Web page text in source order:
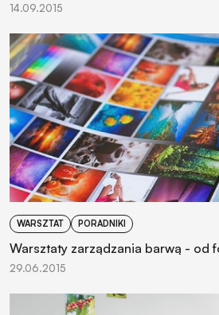
14.09.2015
WARSZTAT PORADNIKI
Warsztaty zarządzania barwą - od
29.06.2015